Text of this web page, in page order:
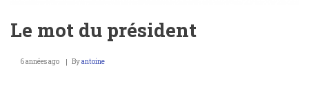
Le mot du président
6 années ago Byantoine